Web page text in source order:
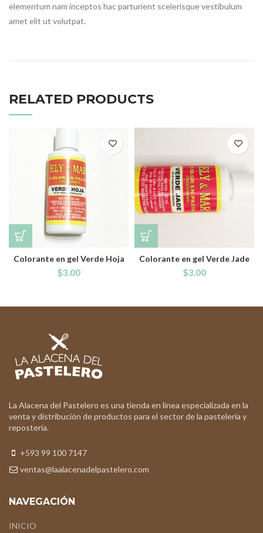
elementum nam inceptos hac parturient scelerisque vestibulum
amet elit ut volutpat.
RELATED PRODUCTS
Colorante en gel Verde Hoja
$3.00
Colorante en gel Verde Jade
$3.00
La Alacena del Pastelero es una tienda en línea especializada en la
venta y distribución de productos para el sector de la pastelería y
repostería.
+593 99 100 7147
ventas@laalacenadelpastelero.com
NAVEGACIÓN
INICIO